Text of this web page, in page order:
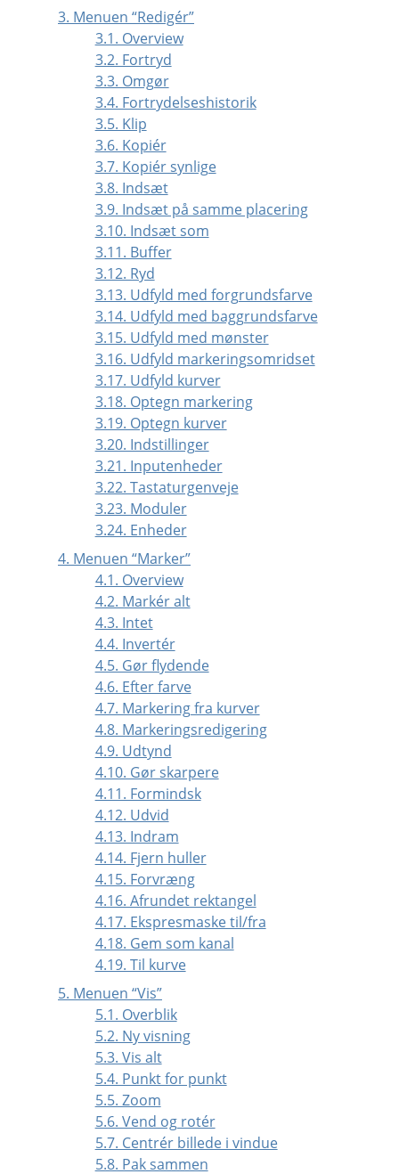
3. Menuen “Redigér”
3.1. Overview
3.2. Fortryd
3.3. Omgør
3.4. Fortrydelseshistorik
3.5. Klip
3.6. Kopiér
3.7. Kopiér synlige
3.8. Indsæt
3.9. Indsæt på samme placering
3.10. Indsæt som
3.11. Buffer
3.12. Ryd
3.13. Udfyld med forgrundsfarve
3.14. Udfyld med baggrundsfarve
3.15. Udfyld med mønster
3.16. Udfyld markeringsomridset
3.17. Udfyld kurver
3.18. Optegn markering
3.19. Optegn kurver
3.20. Indstillinger
3.21. Inputenheder
3.22. Tastaturgenveje
3.23. Moduler
3.24. Enheder
4. Menuen “Marker”
4.1. Overview
4.2. Markér alt
4.3. Intet
4.4. Invertér
4.5. Gør flydende
4.6. Efter farve
4.7. Markering fra kurver
4.8. Markeringsredigering
4.9. Udtynd
4.10. Gør skarpere
4.11. Formindsk
4.12. Udvid
4.13. Indram
4.14. Fjern huller
4.15. Forvræng
4.16. Afrundet rektangel
4.17. Ekspresmaske til/fra
4.18. Gem som kanal
4.19. Til kurve
5. Menuen “Vis”
5.1. Overblik
5.2. Ny visning
5.3. Vis alt
5.4. Punkt for punkt
5.5. Zoom
5.6. Vend og rotér
5.7. Centrér billede i vindue
5.8. Pak sammen